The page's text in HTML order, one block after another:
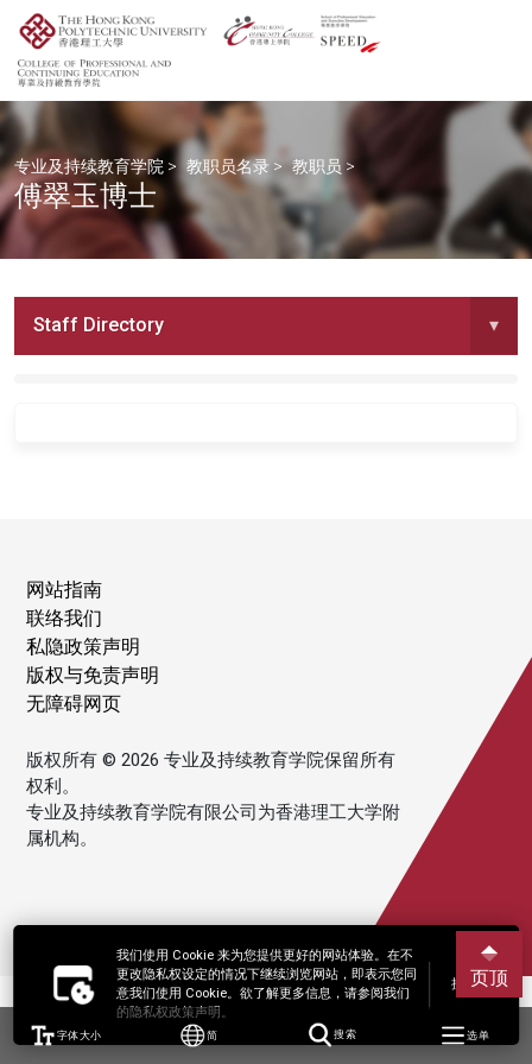
我们使用 Cookie 来为您提供更好的网站体验。在不
更改隐私权设定的情况下继续浏览网站，即表示您同
意我们使用 Cookie。欲了解更多信息，请参阅我们
的隐私权政策声明。
接受
字体大小 简 搜索 选单
专业及持续教育学院 > 教职员名录 > 教职员 >
傅翠玉博士
Staff Directory ▾
网站指南
联络我们
私隐政策声明
版权与免责声明
无障碍网页
版权所有 © 2026 专业及持续教育学院保留所有
权利。
专业及持续教育学院有限公司为香港理工大学附
属机构。
页顶